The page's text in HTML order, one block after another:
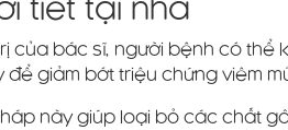
tiết tại nhà
của bác sĩ, người bệnh có thể
giảm bớt triệu chứng viêm
này giúp loại bỏ các chất